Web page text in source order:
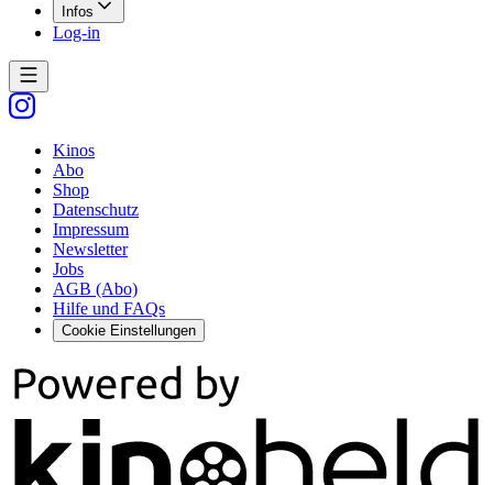
Infos
Log-in
Kinos
Abo
Shop
Datenschutz
Impressum
Newsletter
Jobs
AGB (Abo)
Hilfe und FAQs
Cookie Einstellungen